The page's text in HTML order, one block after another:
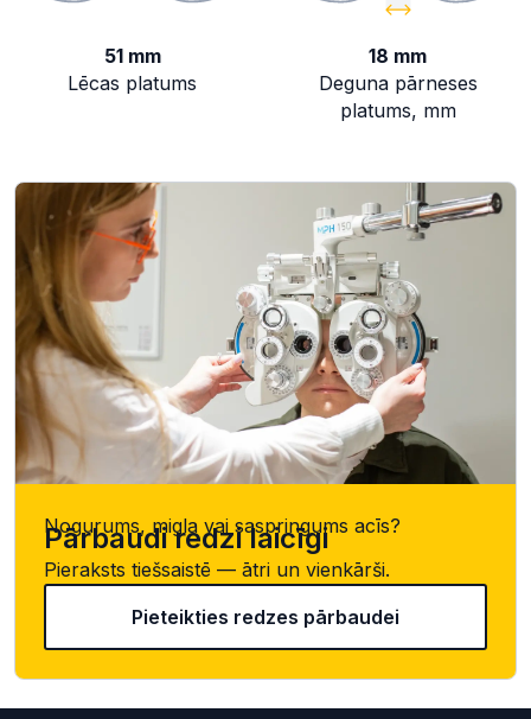
51 mm
Lēcas platums
18 mm
Deguna pārneses
platums, mm
Nogurums, migla vai saspringums acīs?
Pārbaudi redzi laicīgi
Pieraksts tiešsaistē — ātri un vienkārši.
Pieteikties redzes pārbaudei